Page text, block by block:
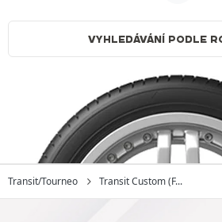
VYHLEDÁVÁNÍ PODLE
Transit/Tourneo Transit Custom (F...